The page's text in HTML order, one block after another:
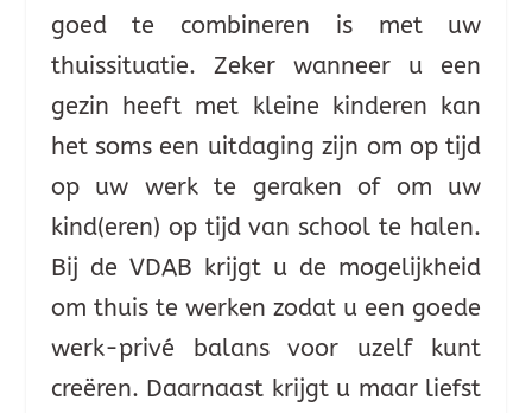
goed te combineren is met uw
thuissituatie. Zeker wanneer u een
gezin heeft met kleine kinderen kan
het soms een uitdaging zijn om op tijd
op uw werk te geraken of om uw
kind(eren) op tijd van school te halen.
Bij de VDAB krijgt u de mogelijkheid
om thuis te werken zodat u een goede
werk-privé balans voor uzelf kunt
creëren. Daarnaast krijgt u maar liefst